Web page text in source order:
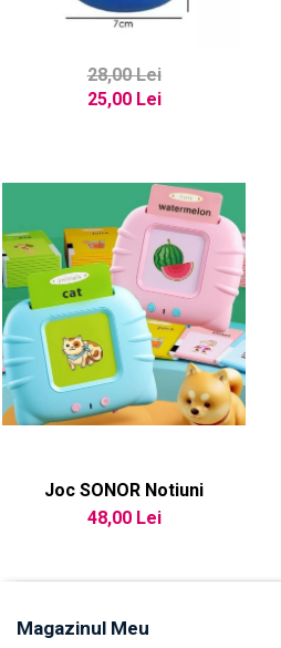
28,00 Lei
25,00 Lei
Joc SONOR Notiuni
48,00 Lei
Magazinul Meu